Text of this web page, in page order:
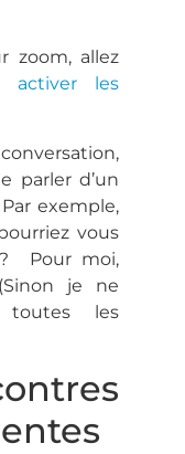
zoom, allez
activer les
parler d’un
exemple,
vous
? Pour moi,
je ne
toutes les